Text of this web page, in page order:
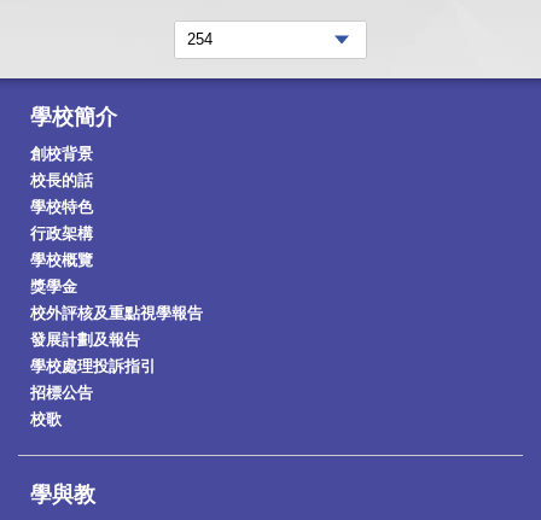
學校簡介
創校背景
校長的話
學校特色
行政架構
學校概覽
獎學金
校外評核及重點視學報告
發展計劃及報告
學校處理投訴指引
招標公告
校歌
學與教